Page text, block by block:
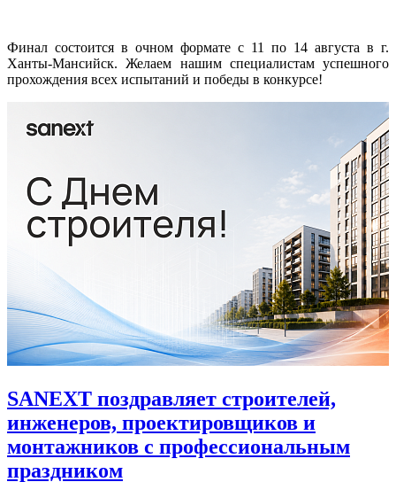
Финал состоится в очном формате с 11 по 14 августа в г.
Ханты-Мансийск. Желаем нашим специалистам успешного
прохождения всех испытаний и победы в конкурсе!
SANEXT поздравляет строителей,
инженеров, проектировщиков и
монтажников с профессиональным
праздником